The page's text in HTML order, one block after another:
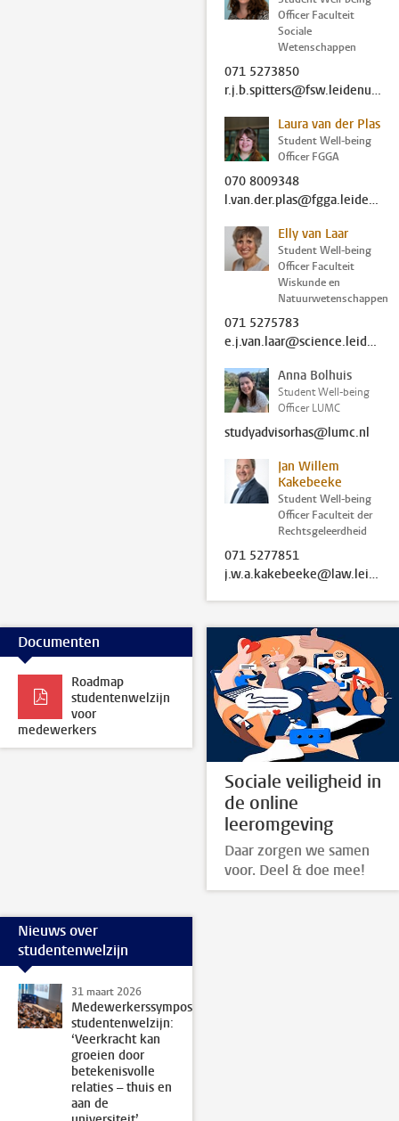
Officer Faculteit
Sociale
Wetenschappen
071 5273850
r.j.b.spitters@fsw.leidenuniv.nl
Laura van der Plas
Student Well-being
Officer FGGA
070 8009348
l.van.der.plas@fgga.leidenuniv.nl
Elly van Laar
Student Well-being
Officer Faculteit
Wiskunde en
Natuurwetenschappen
071 5275783
e.j.van.laar@science.leidenuniv.nl
Anna Bolhuis
Student Well-being
Officer LUMC
studyadvisorhas@lumc.nl
Jan Willem
Kakebeeke
Student Well-being
Officer Faculteit der
Rechtsgeleerdheid
071 5277851
j.w.a.kakebeeke@law.leidenuniv.nl
Documenten
Roadmap
studentenwelzijn
voor
medewerkers
Sociale veiligheid in
de online
leeromgeving
Daar zorgen we samen
voor. Deel & doe mee!
Nieuws over
studentenwelzijn
31 maart 2026
Medewerkerssymposium
studentenwelzijn:
‘Veerkracht kan
groeien door
betekenisvolle
relaties – thuis en
aan de